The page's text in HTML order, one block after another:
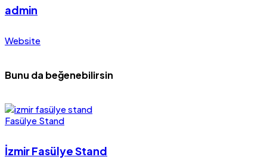
admin
Website
Bunu da beğenebilirsin
Fasülye Stand
İzmir Fasülye Stand